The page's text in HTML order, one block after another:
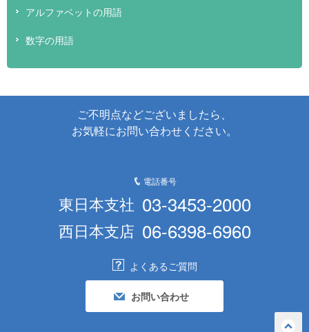
アルファベットの用語
数字の用語
ご不明点などございましたら、
お気軽にお問い合わせください。
電話番号
東日本支社 03-3453-2000
西日本支店 06-6398-6960
よくあるご質問
お問い合わせ